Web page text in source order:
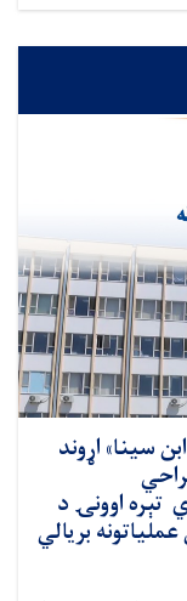
سینا» اړوند
تېره اوونۍ د
بریالي